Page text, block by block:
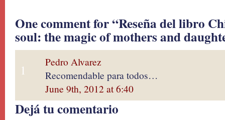
One comment for “Reseña del libro
soul: the magic of mothers and
1
Pedro Alvarez
Recomendable para todos…
June 9th, 2012 at 6:40
Dejá tu comentario